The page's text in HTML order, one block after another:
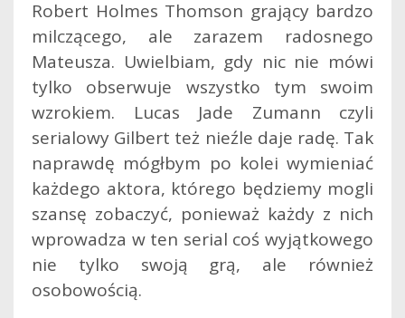
Robert Holmes Thomson grający bardzo
milczącego, ale zarazem radosnego
Mateusza. Uwielbiam, gdy nic nie mówi
tylko obserwuje wszystko tym swoim
wzrokiem. Lucas Jade Zumann czyli
serialowy Gilbert też nieźle daje radę. Tak
naprawdę mógłbym po kolei wymieniać
każdego aktora, którego będziemy mogli
szansę zobaczyć, ponieważ każdy z nich
wprowadza w ten serial coś wyjątkowego
nie tylko swoją grą, ale również
osobowością.